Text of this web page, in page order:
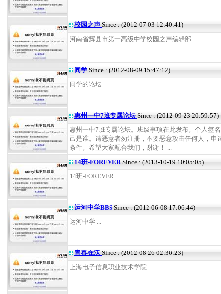
校园之声 Since : (2012-07-03 12:40:41)
河南省辉县市第一高级中学校园之声编辑部 ...
同学 Since : (2012-08-09 15:47:12)
同学的论坛 ...
惠州一中7班专属论坛Since : (2012-09-23 20:59:57)
惠州一中7班专属论坛。班级事项在此发布。个人签
己是谁。请恶意者勿注册，不要恶意攻击任何人，申
条件。希望大家配合我们，谢谢！ ...
14班-FOREVERSince : (2013-10-19 10:05:05)
14班-FOREVER ...
运河中学BBS Since : (2012-06-08 17:06:44)
运河中学 ...
青春在沃 Since : (2012-08-26 02:36:23)
上海电子信息职业技术学院 ...